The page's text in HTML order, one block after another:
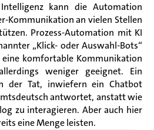
kann die Automation
Kommunikation an vielen Stellen
Prozess-Automation mit KI
„Klick- oder Auswahl-Bots“
komfortable Kommunikation
weniger geeignet. Ein
der Tat, inwiefern ein Chatbot
antwortet, anstatt wie
zu interagieren. Aber auch hier
eine Menge leisten.